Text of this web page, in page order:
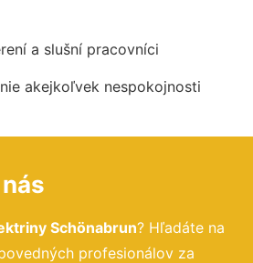
a slušní pracovníci
akejkoľvek nespokojnosti
Schönabrun? Hľadáte na
profesionálov za